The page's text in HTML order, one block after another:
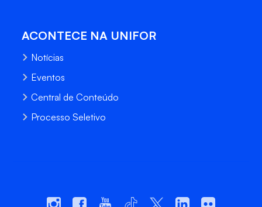
ACONTECE NA UNIFOR
Notícias
Eventos
Central de Conteúdo
Processo Seletivo